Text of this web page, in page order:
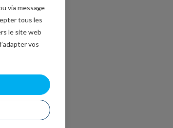
via message
tous les
le site web
vos